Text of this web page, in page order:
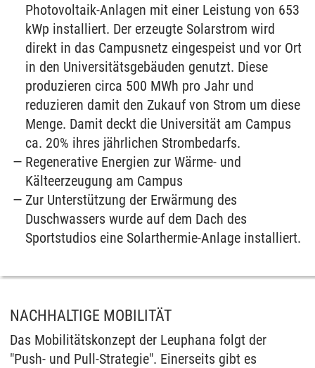
Photovoltaik-Anlagen mit einer Leistung von 653
kWp installiert. Der erzeugte Solarstrom wird
direkt in das Campusnetz eingespeist und vor Ort
in den Universitätsgebäuden genutzt. Diese
produzieren circa 500 MWh pro Jahr und
reduzieren damit den Zukauf von Strom um diese
Menge. Damit deckt die Universität am Campus
ca. 20% ihres jährlichen Strombedarfs.
Regenerative Energien zur Wärme- und
Kälteerzeugung am Campus
Zur Unterstützung der Erwärmung des
Duschwassers wurde auf dem Dach des
Sportstudios eine Solarthermie-Anlage installiert.
NACHHALTIGE MOBILITÄT
Das Mobilitätskonzept der Leuphana folgt der
"Push- und Pull-Strategie". Einerseits gibt es